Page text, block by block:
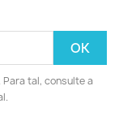
tal, consulte a